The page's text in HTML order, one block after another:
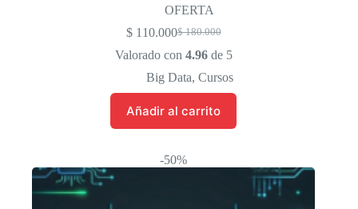
OFERTA
$180.000
El
precio
era:
$ 180.000.
$110.000El
precio
es:
$ 110.000.
Valorado con 4.96de 5
Big Data, Cursos
Añadir al carrito
-50%